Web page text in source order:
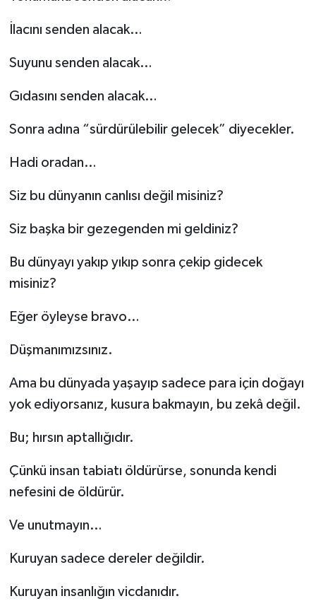
İlacını senden alacak…
Suyunu senden alacak…
Gıdasını senden alacak…
Sonra adına “sürdürülebilir gelecek” diyecekler.
Hadi oradan…
Siz bu dünyanın canlısı değil misiniz?
Siz başka bir gezegenden mi geldiniz?
Bu dünyayı yakıp yıkıp sonra çekip gidecek
misiniz?
Eğer öyleyse bravo…
Düşmanımızsınız.
Ama bu dünyada yaşayıp sadece para için doğayı
yok ediyorsanız, kusura bakmayın, bu zekâ değil.
Bu; hırsın aptallığıdır.
Çünkü insan tabiatı öldürürse, sonunda kendi
nefesini de öldürür.
Ve unutmayın…
Kuruyan sadece dereler değildir.
Kuruyan insanlığın vicdanıdır.